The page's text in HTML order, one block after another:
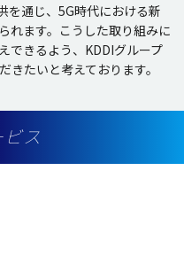
通じ、5G時代における新
れます。こうした取り組みに
できるよう、KDDIグループ
たいと考えております。
ス